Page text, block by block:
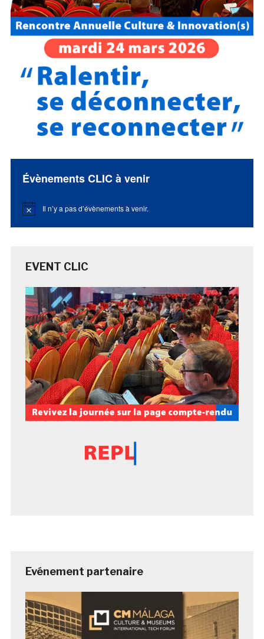
Évènements CLIC à venir
Notice Il n’y a pas d’évènements à venir.
EVENT CLIC
Evénement partenaire